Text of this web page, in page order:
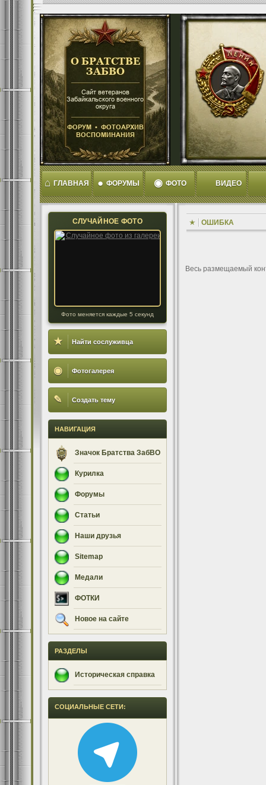
⌂ ГЛАВНАЯ ● ФОРУМЫ ◉ ФОТО ВИДЕО
СЛУЧАЙНОЕ ФОТО
Фото меняется каждые 5 секунд
★ Найти сослуживца
◉ Фотогалерея
✎ Создать тему
НАВИГАЦИЯ
Значок Братства ЗабВО
Курилка
Форумы
Статьи
Наши друзья
Sitemap
Медали
ФОТКИ
Новое на сайте
РАЗДЕЛЫ
Историческая справка
СОЦИАЛЬНЫЕ СЕТИ:
ОШИБКА
Весь размещаемый